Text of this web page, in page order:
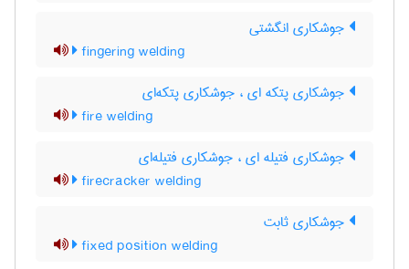
جوشکاری انگشتی
fingering welding
جوشکاری پتکه ای ، جوشکاری پتکه‌ای
fire welding
جوشکاری فتیله ای ، جوشکاری فتیله‌ای
firecracker welding
جوشکاری ثابت
fixed position welding